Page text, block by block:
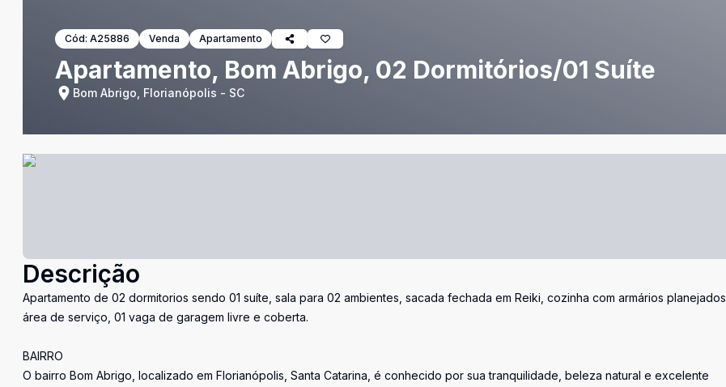
Cód: A25886 Venda Apartamento
Apartamento, Bom Abrigo, 02 Dormitórios/01 Suíte
Bom Abrigo, Florianópolis - SC
Descrição
Apartamento de 02 dormitorios sendo 01 suíte, sala para 02 ambientes, sacada fechada em Reiki, cozinha com armários planejados,
área de serviço, 01 vaga de garagem livre e coberta.
BAIRRO
O bairro Bom Abrigo, localizado em Florianópolis, Santa Catarina, é conhecido por sua tranquilidade, beleza natural e excelente